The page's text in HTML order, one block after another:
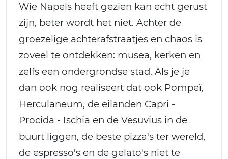
Wie Napels heeft gezien kan echt gerust
zijn, beter wordt het niet. Achter de
groezelige achterafstraatjes en chaos is
zoveel te ontdekken: musea, kerken en
zelfs een ondergrondse stad. Als je je
dan ook nog realiseert dat ook Pompeï,
Herculaneum, de eilanden Capri -
Procida - Ischia en de Vesuvius in de
buurt liggen, de beste pizza's ter wereld,
de espresso's en de gelato's niet te